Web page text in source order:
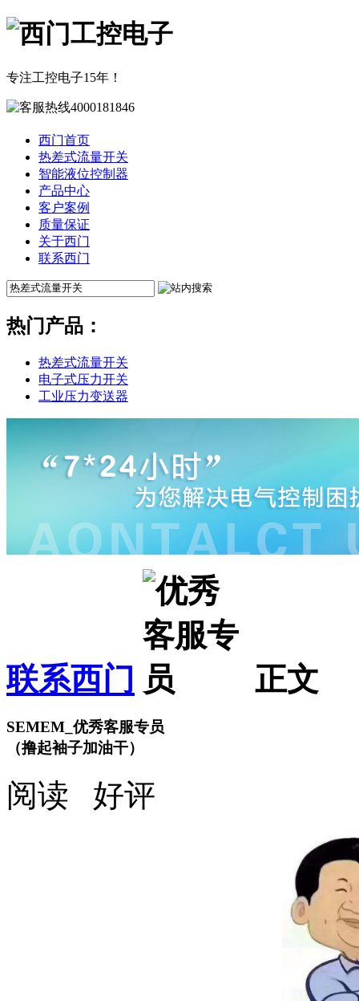
专注工控电子15年！
西门首页
热差式流量开关
智能液位控制器
产品中心
客户案例
质量保证
关于西门
联系西门
热门产品：
热差式流量开关
电子式压力开关
工业压力变送器
联系西门 正文
SEMEM_优秀客服专员
（撸起袖子加油干）
阅读 好评